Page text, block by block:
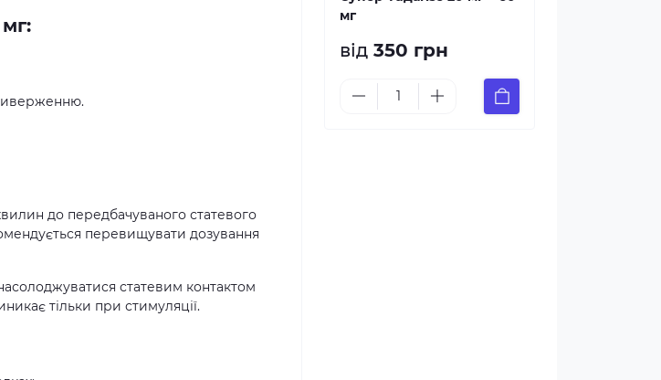
до передбачуваного статевого
перевищувати дозування
статевим контактом
тільки при стимуляції.
мг
від 350 грн